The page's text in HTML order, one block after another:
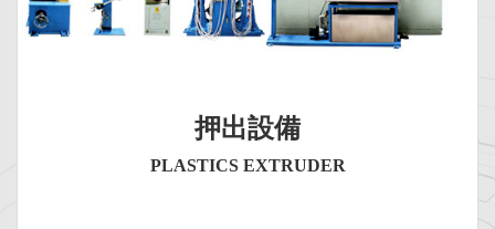
押出設備
PLASTICS EXTRUDER